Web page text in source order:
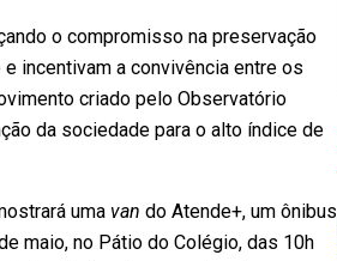
o compromisso na preservação
incentivam a convivência entre os
criado pelo Observatório
da sociedade para o alto índice de
uma van do Atende+, um ônibus
maio, no Pátio do Colégio, das 10h